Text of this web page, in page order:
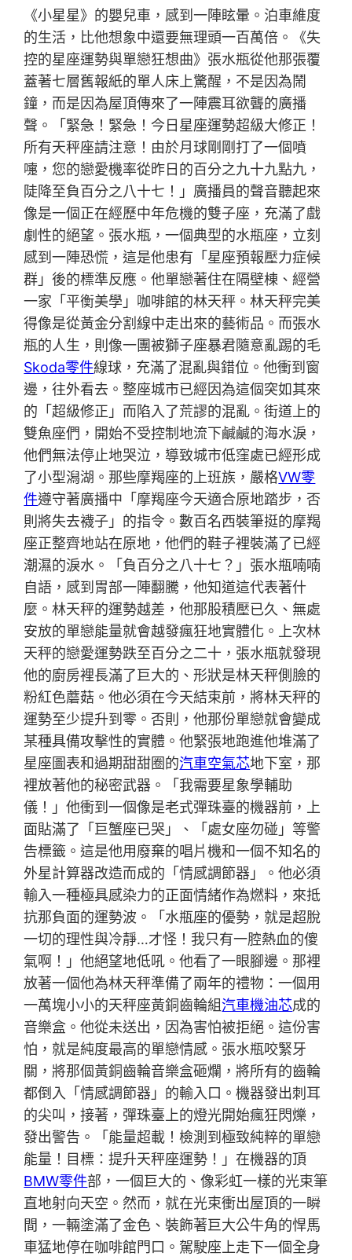
《小星星》的嬰兒車，感到一陣眩暈。泊車維度
的生活，比他想象中還要無理頭一百萬倍。《失
控的星座運勢與單戀狂想曲》張水瓶從他那張覆
蓋著七層舊報紙的單人床上驚醒，不是因為鬧
鐘，而是因為屋頂傳來了一陣震耳欲聾的廣播
聲。「緊急！緊急！今日星座運勢超級大修正！
所有天秤座請注意！由於月球剛剛打了一個噴
嚏，您的戀愛機率從昨日的百分之九十九點九，
陡降至負百分之八十七！」廣播員的聲音聽起來
像是一個正在經歷中年危機的雙子座，充滿了戲
劇性的絕望。張水瓶，一個典型的水瓶座，立刻
感到一陣恐慌，這是他患有「星座預報壓力症候
群」後的標準反應。他單戀著住在隔壁棟、經營
一家「平衡美學」咖啡館的林天秤。林天秤完美
得像是從黃金分割線中走出來的藝術品。而張水
瓶的人生，則像一團被獅子座暴君隨意亂踢的毛
Skoda零件線球，充滿了混亂與錯位。他衝到窗
邊，往外看去。整座城市已經因為這個突如其來
的「超級修正」而陷入了荒謬的混亂。街道上的
雙魚座們，開始不受控制地流下鹹鹹的海水淚，
他們無法停止地哭泣，導致城市低窪處已經形成
了小型潟湖。那些摩羯座的上班族，嚴格VW零
件遵守著廣播中「摩羯座今天適合原地踏步，否
則將失去襪子」的指令。數百名西裝筆挺的摩羯
座正整齊地站在原地，他們的鞋子裡裝滿了已經
潮濕的淚水。「負百分之八十七？」張水瓶喃喃
自語，感到胃部一陣翻騰，他知道這代表著什
麼。林天秤的運勢越差，他那股積壓已久、無處
安放的單戀能量就會越發瘋狂地實體化。上次林
天秤的戀愛運勢跌至百分之二十，張水瓶就發現
他的廚房裡長滿了巨大的、形狀是林天秤側臉的
粉紅色蘑菇。他必須在今天結束前，將林天秤的
運勢至少提升到零。否則，他那份單戀就會變成
某種具備攻擊性的實體。他緊張地跑進他堆滿了
星座圖表和過期甜甜圈的汽車空氣芯地下室，那
裡放著他的秘密武器。「我需要星象學輔助
儀！」他衝到一個像是老式彈珠臺的機器前，上
面貼滿了「巨蟹座已哭」、「處女座勿碰」等警
告標籤。這是他用廢棄的唱片機和一個不知名的
外星計算器改造而成的「情感調節器」。他必須
輸入一種極具感染力的正面情緒作為燃料，來抵
抗那負面的運勢波。「水瓶座的優勢，就是超脫
一切的理性與冷靜…才怪！我只有一腔熱血的傻
氣啊！」他絕望地低吼。他看了一眼腳邊。那裡
放著一個他為林天秤準備了兩年的禮物：一個用
一萬塊小小的天秤座黃銅齒輪組汽車機油芯成的
音樂盒。他從未送出，因為害怕被拒絕。這份害
怕，就是純度最高的單戀情感。張水瓶咬緊牙
關，將那個黃銅齒輪音樂盒砸爛，將所有的齒輪
都倒入「情感調節器」的輸入口。機器發出刺耳
的尖叫，接著，彈珠臺上的燈光開始瘋狂閃爍，
發出警告。「能量超載！檢測到極致純粹的單戀
能量！目標：提升天秤座運勢！」在機器的頂
BMW零件部，一個巨大的、像彩虹一樣的光束筆
直地射向天空。然而，就在光束衝出屋頂的一瞬
間，一輛塗滿了金色、裝飾著巨大公牛角的悍馬
車猛地停在咖啡館門口。駕駛座上走下一個全身